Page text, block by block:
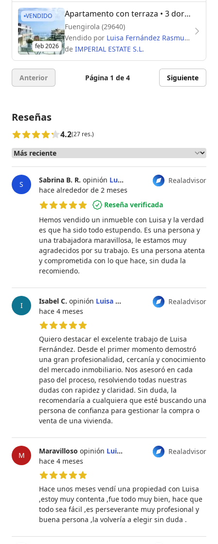
VENDIDO
feb 2026
Apartamento con terraza • 3 dormitorios
Fuengirola (29640)
Vendido por Luisa Fernández Rasmussen
de IMPERIAL ESTATE S.L.
Anterior Página 1 de 4 Siguiente
Reseñas
4.2(27 res.)
S Realadvisor
Sabrina B. R. opinión Luisa Fernández Rasmussen
hace alrededor de 2 meses
Reseña verificada
5 de 5 estrellas
Hemos vendido un inmueble con Luisa y la verdad
es que ha sido todo estupendo. Es una persona y
una trabajadora maravillosa, le estamos muy
agradecidos por su trabajo. Es una persona atenta
y comprometida con lo que hace, sin duda la
recomiendo.
I Realadvisor
Isabel C. opinión Luisa Fernández Rasmussen
hace 4 meses
5 de 5 estrellas
Quiero destacar el excelente trabajo de Luisa
Fernández. Desde el primer momento demostró
una gran profesionalidad, cercanía y conocimiento
del mercado inmobiliario. Nos asesoró en cada
paso del proceso, resolviendo todas nuestras
dudas con rapidez y claridad. Sin duda, la
recomendaría a cualquiera que esté buscando una
persona de confianza para gestionar la compra o
venta de una vivienda.
M Realadvisor
Maravilloso opinión Luisa Fernández Rasmussen
hace 4 meses
Hace unos meses vendí una propiedad con Luisa
,estoy muy contenta ,fue todo muy bien, hace que
todo sea fácil ,es perseverante muy profesional y
buena persona ,la volvería a elegir sin duda .